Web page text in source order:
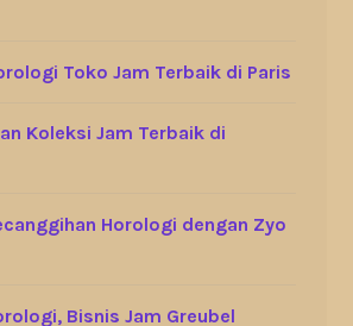
Toko Jam Terbaik di Paris
Koleksi Jam Terbaik di
Horologi dengan Zyo
Bisnis Jam Greubel